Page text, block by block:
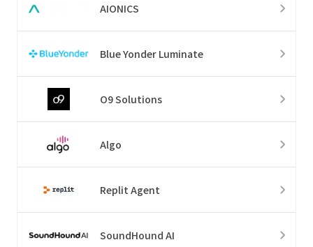
AIONICS
Blue Yonder Luminate
O9 Solutions
Algo
Replit Agent
SoundHound AI